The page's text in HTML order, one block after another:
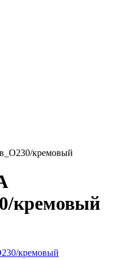
кремовый
кремовый